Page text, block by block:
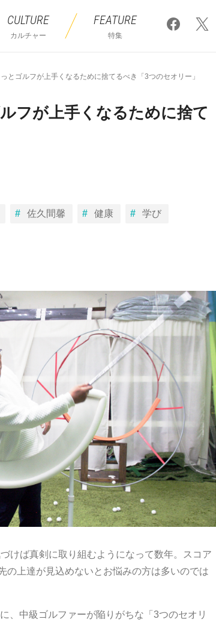
CULTURE
カルチャー
FEATURE
特集
とゴルフが上手くなるために捨てるべき「3つのセオリー」
フが上手くなるために捨て
佐久間馨 健康 学び
けば真剣に取り組むようになって数年。スコア
の上達が見込めないとお悩みの方は多いのでは
、中級ゴルファーが陥りがちな「3つのセオリ